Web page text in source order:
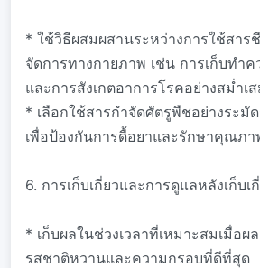
* ใช้วิธีผสมผสานระหว่างการใช้สาร
จัดการทางกายภาพ เช่น การเก็บทำ
และการสังเกตอาการโรคอย่างสม่ำเ
* เลือกใช้สารกำจัดศัตรูพืชอย่างระมั
เพื่อป้องกันการดื้อยาและรักษาคุณภา
6. การเก็บเกี่ยวและการดูแลหลังเก็บเ
* เก็บผลในช่วงเวลาที่เหมาะสมเมื่อผ
รสชาติหวานและความกรอบที่ดีที่สุด